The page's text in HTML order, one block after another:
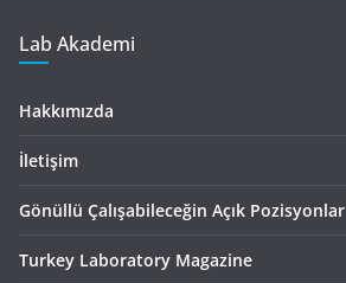
Lab Akademi
Hakkımızda
İletişim
Gönüllü Çalışabileceğin Açık Pozisyonlar
Turkey Laboratory Magazine